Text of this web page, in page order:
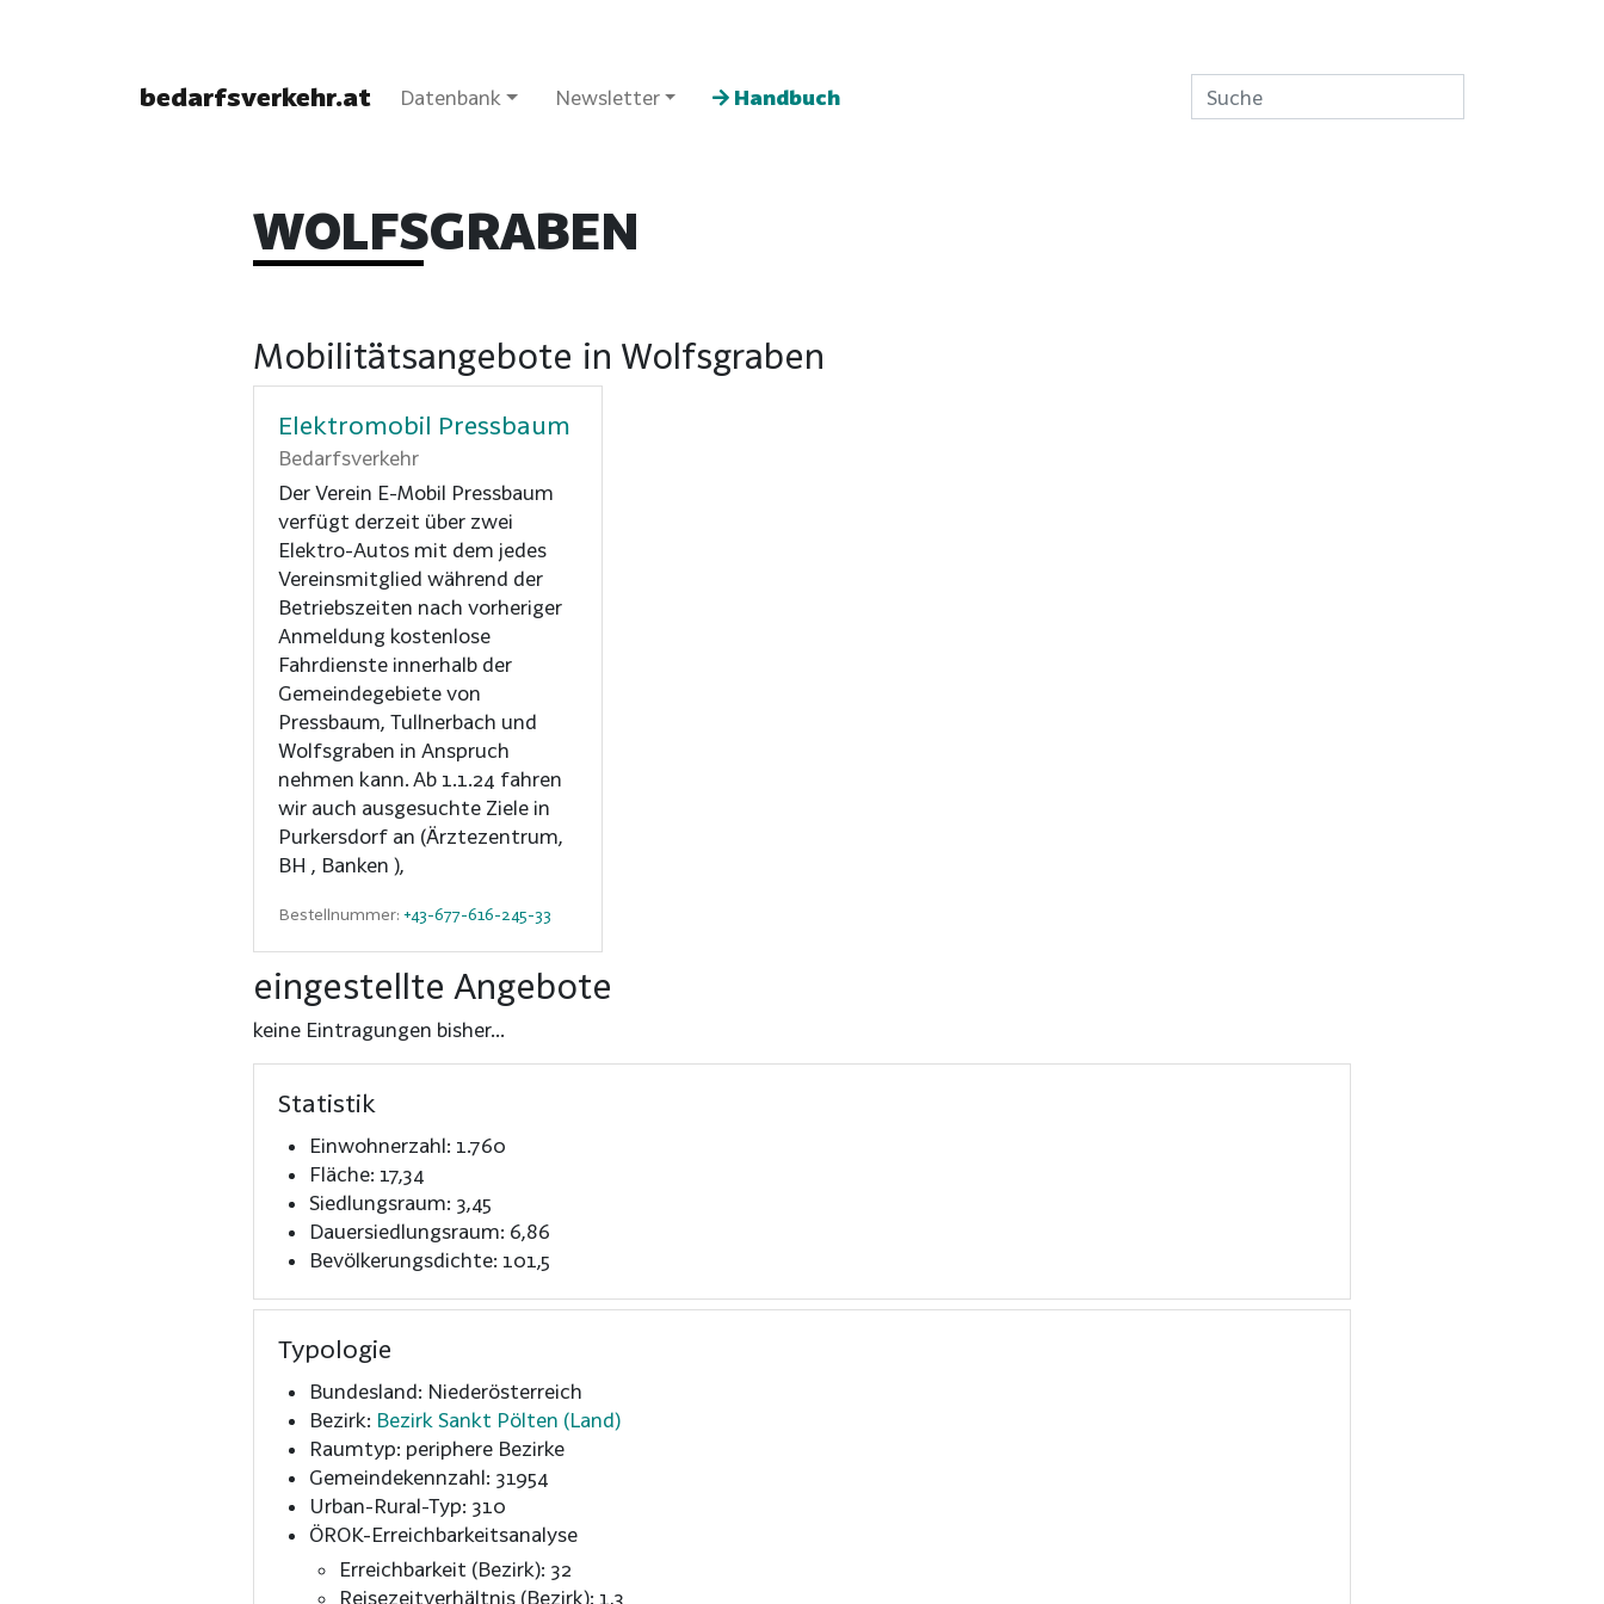
bedarfsverkehr.at Datenbank Newsletter Handbuch
WOLFSGRABEN
Mobilitätsangebote in Wolfsgraben
Elektromobil Pressbaum
Bedarfsverkehr
Der Verein E-Mobil Pressbaum
verfügt derzeit über zwei
Elektro-Autos mit dem jedes
Vereinsmitglied während der
Betriebszeiten nach vorheriger
Anmeldung kostenlose
Fahrdienste innerhalb der
Gemeindegebiete von
Pressbaum, Tullnerbach und
Wolfsgraben in Anspruch
nehmen kann. Ab 1.1.24 fahren
wir auch ausgesuchte Ziele in
Purkersdorf an (Ärztezentrum,
BH , Banken ),
Bestellnummer: +43-677-616-245-33
eingestellte Angebote
keine Eintragungen bisher...
Statistik
Einwohnerzahl: 1.760
Fläche: 17,34
Siedlungsraum: 3,45
Dauersiedlungsraum: 6,86
Bevölkerungsdichte: 101,5
Typologie
Bundesland: Niederösterreich
Bezirk: Bezirk Sankt Pölten (Land)
Raumtyp: periphere Bezirke
Gemeindekennzahl: 31954
Urban-Rural-Typ: 310
ÖROK-Erreichbarkeitsanalyse
Erreichbarkeit (Bezirk): 32
Reisezeitverhältnis (Bezirk): 1,3